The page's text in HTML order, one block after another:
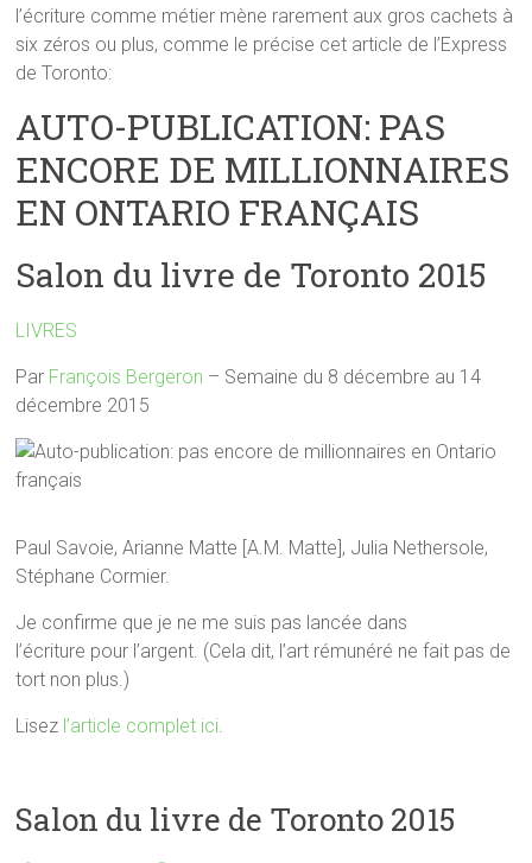
l’écriture comme métier mène rarement aux gros cachets à
six zéros ou plus, comme le précise cet article de l’Express
de Toronto:
AUTO-PUBLICATION: PAS
ENCORE DE MILLIONNAIRES
EN ONTARIO FRANÇAIS
Salon du livre de Toronto 2015
LIVRES
Par François Bergeron – Semaine du 8 décembre au 14
décembre 2015
Paul Savoie, Arianne Matte [A.M. Matte], Julia Nethersole,
Stéphane Cormier.
Je confirme que je ne me suis pas lancée dans
l’écriture pour l’argent. (Cela dit, l’art rémunéré ne fait pas de
tort non plus.)
Lisez l’article complet ici.
Salon du livre de Toronto 2015